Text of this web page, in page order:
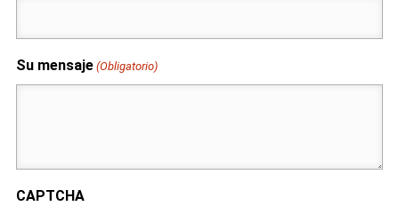
Su mensaje (Obligatorio)
CAPTCHA